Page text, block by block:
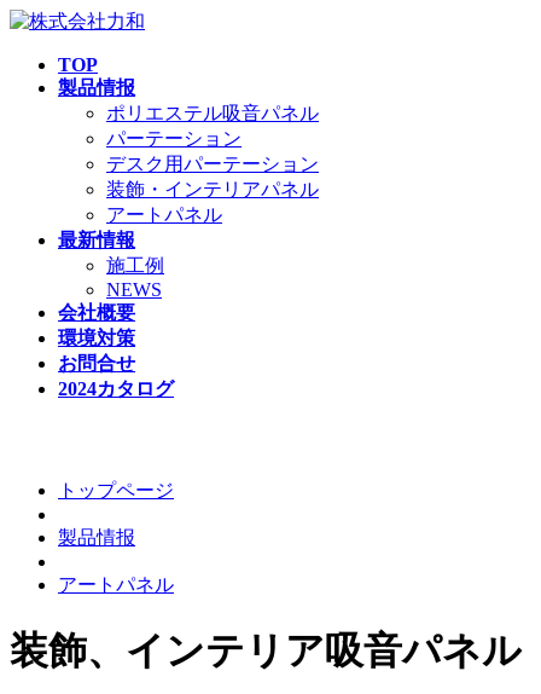
TOP
製品情报
ポリエステル吸音パネル
パーテーション
デスク用パーテーション
装飾・インテリアパネル
アートパネル
最新情報
施工例
NEWS
会社概要
環境対策
お問合せ
2024カタログ
トップページ
製品情报
アートパネル
装飾、インテリア吸音パネル